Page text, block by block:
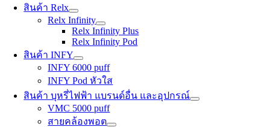
สินค้า Relx
Relx Infinity
Relx Infinity Plus
Relx Infinity Pod
สินค้า INFY
INFY 6000 puff
INFY Pod หัวใส
สินค้า บุหรี่ไฟฟ้า แบรนด์อื่น และอุปกรณ์
VMC 5000 puff
สายคล้องพอต